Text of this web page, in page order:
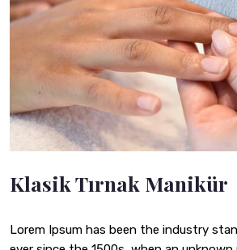
Klasik Tırnak Manikür
Lorem Ipsum has been the industry